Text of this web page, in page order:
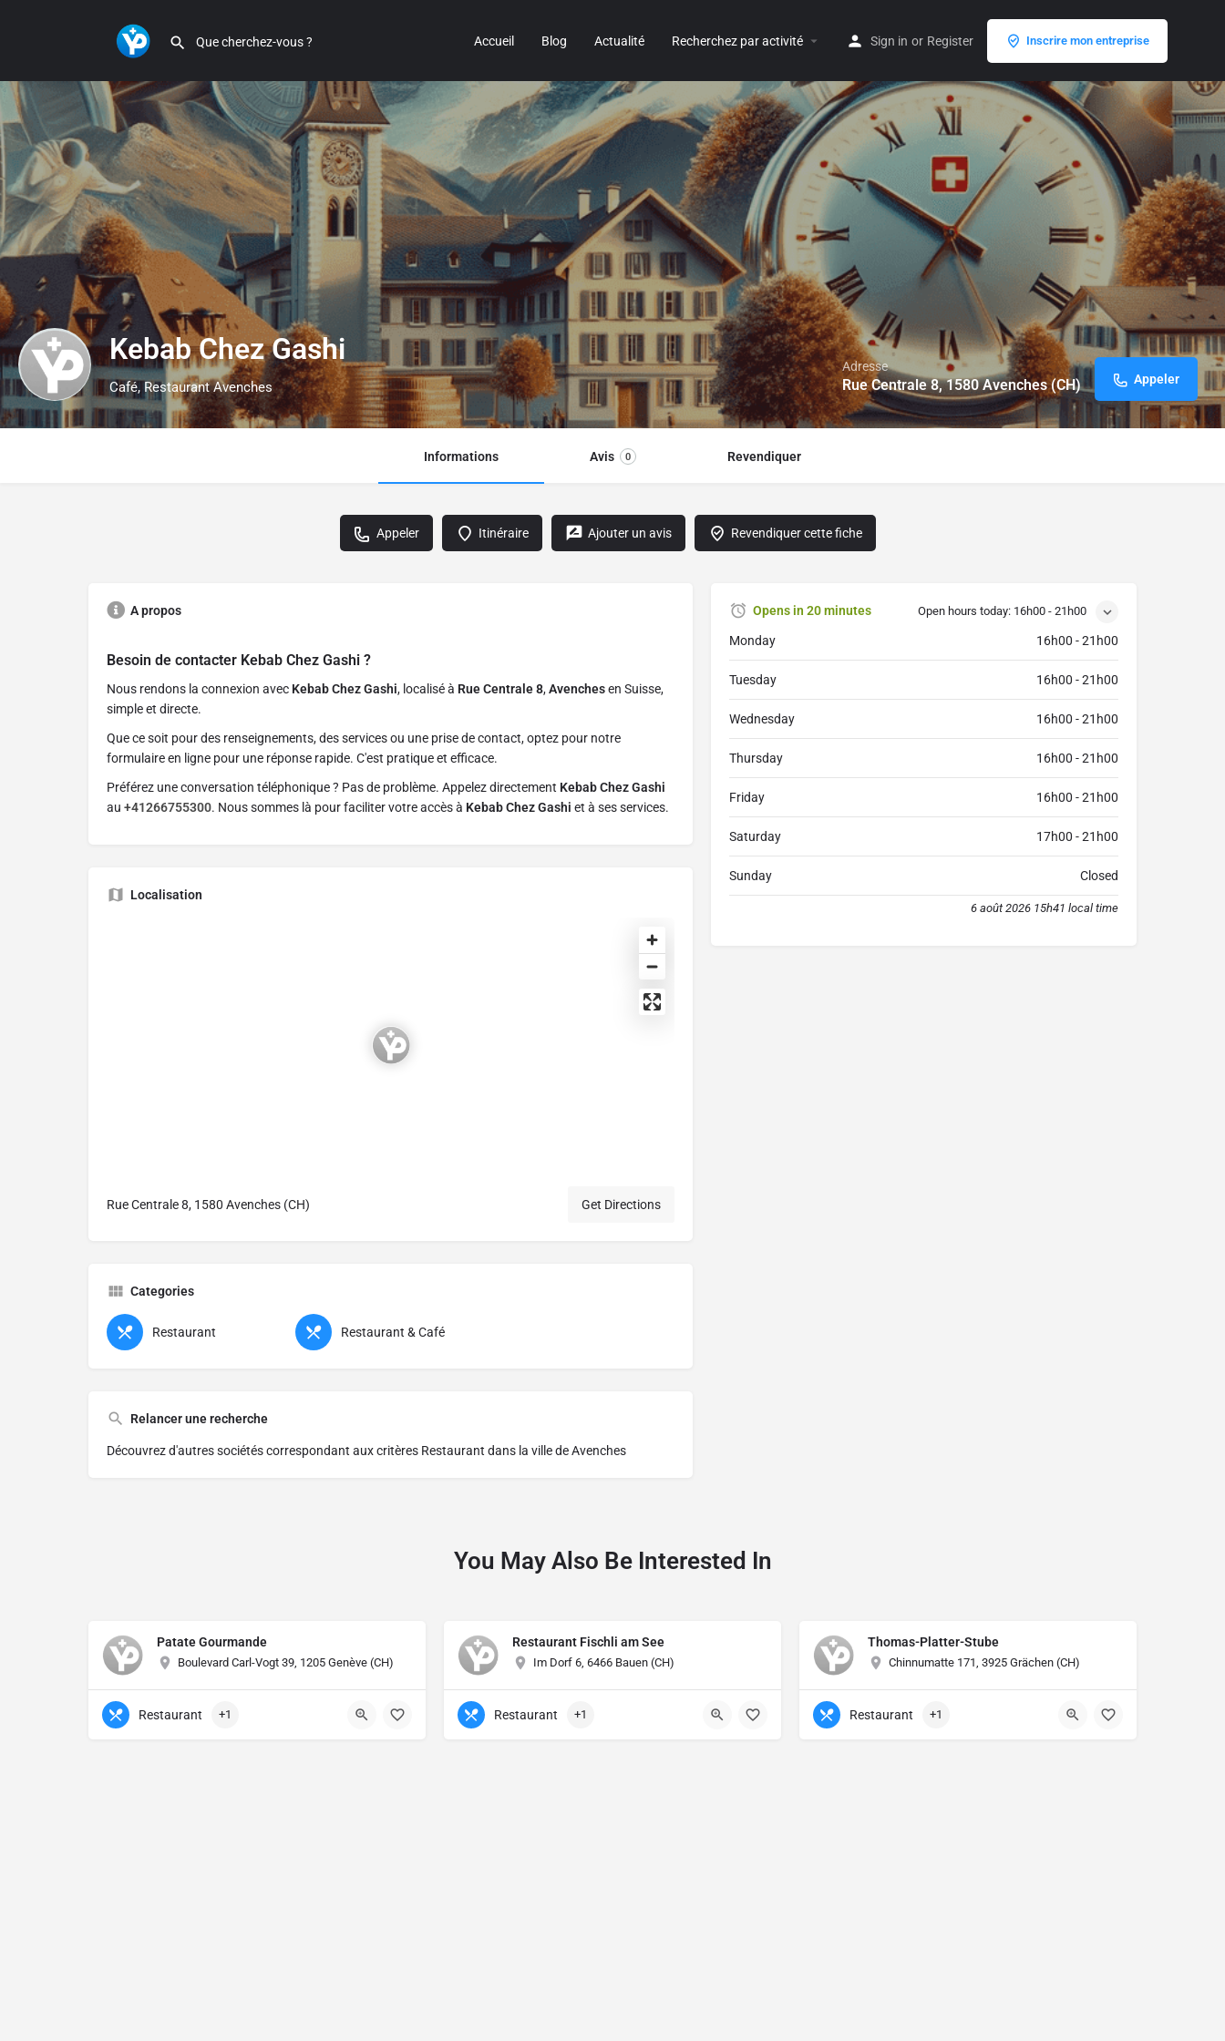
Accueil Blog Actualité Recherchez par activité Sign in or Register Inscrire mon entreprise
Kebab Chez Gashi
Café, Restaurant Avenches
Adresse
Rue Centrale 8, 1580 Avenches (CH) Appeler
Informations Avis 0 Revendiquer
Appeler Itinéraire Ajouter un avis Revendiquer cette fiche
A propos
Besoin de contacter Kebab Chez Gashi ?
Nous rendons la connexion avec Kebab Chez Gashi, localisé à Rue Centrale 8,Avenchesen Suisse,
simple et directe.
Que ce soit pour des renseignements, des services ou une prise de contact, optez pour notre
formulaire en ligne pour une réponse rapide. C'est pratique et efficace.
Préférez une conversation téléphonique ? Pas de problème. Appelez directement Kebab Chez Gashi
au +41266755300. Nous sommes là pour faciliter votre accès à Kebab Chez Gashi et à ses services.
Localisation
Rue Centrale 8, 1580 Avenches (CH) Get Directions
Categories
Restaurant Restaurant & Café
Relancer une recherche
Découvrez d'autres sociétés correspondant aux critères Restaurant dans la ville de Avenches
Opens in 20 minutes Open hours today: 16h00 - 21h00
Monday 16h00 - 21h00
Tuesday 16h00 - 21h00
Wednesday 16h00 - 21h00
Thursday 16h00 - 21h00
Friday 16h00 - 21h00
Saturday 17h00 - 21h00
Sunday Closed
6 août 2026 15h41 local time
You May Also Be Interested In
Patate Gourmande
Boulevard Carl-Vogt 39, 1205 Genève (CH)
Restaurant +1
Restaurant Fischli am See
Im Dorf 6, 6466 Bauen (CH)
Restaurant +1
Thomas-Platter-Stube
Chinnumatte 171, 3925 Grächen (CH)
Restaurant +1